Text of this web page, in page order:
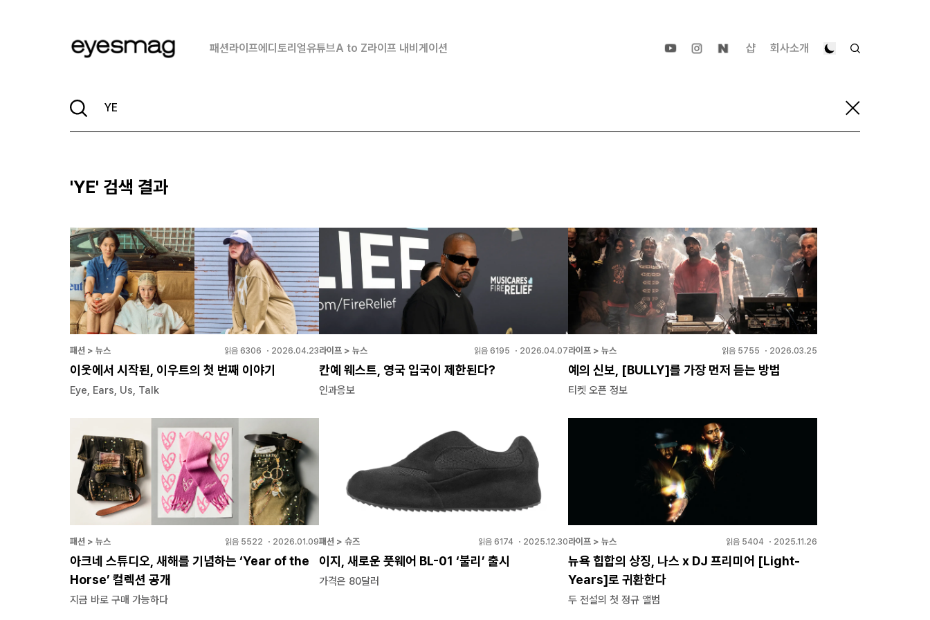
패션라이프에디토리얼유튜브A to Z라이프 내비게이션 샵 회사소개
'YE' 검색 결과
패션 > 뉴스 읽음 6306 ・ 2026.04.23
이웃에서 시작된, 이우트의 첫 번째 이야기
Eye, Ears, Us, Talk
라이프 > 뉴스 읽음 6195 ・ 2026.04.07
칸예 웨스트, 영국 입국이 제한된다?
인과응보
라이프 > 뉴스 읽음 5755 ・ 2026.03.25
예의 신보, [BULLY]를 가장 먼저 듣는 방법
티켓 오픈 정보
패션 > 뉴스 읽음 5522 ・ 2026.01.09
아크네 스튜디오, 새해를 기념하는 ‘Year of the
Horse’ 컬렉션 공개
지금 바로 구매 가능하다
패션 > 슈즈 읽음 6174・ 2025.12.30
이지, 새로운 풋웨어 BL-01 ‘불리’ 출시
가격은 80달러
라이프 > 뉴스 읽음 5404・ 2025.11.26
뉴욕 힙합의 상징, 나스 x DJ 프리미어 [Light-
Years]로 귀환한다
두 전설의 첫 정규 앨범